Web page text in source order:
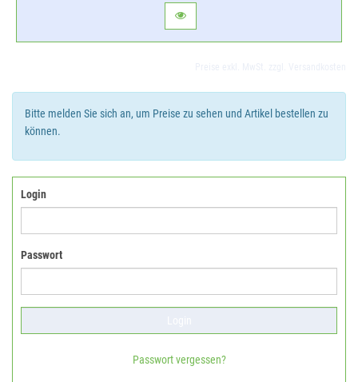
Bitte melden Sie sich an, um Preise zu sehen und Artikel bestellen zu
können.
Login
Passwort
Passwort vergessen?